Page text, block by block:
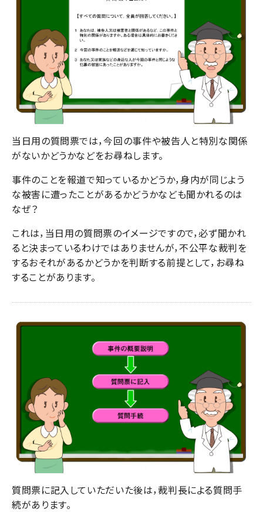
当日用の質問票では，今回の事件や被告人と特別な関係
がないかどうかなどをお尋ねします。
事件のことを報道で知っているかどうか，身内が同じよう
な被害に遭ったことがあるかどうかなども聞かれるのは
なぜ？
これは，当日用の質問票のイメージですので，必ず聞かれ
ると決まっているわけではありませんが，不公平な裁判を
するおそれがあるかどうかを判断する前提として，お尋ね
することがあります。
質問票に記入していただいた後は，裁判長による質問手
続があります。